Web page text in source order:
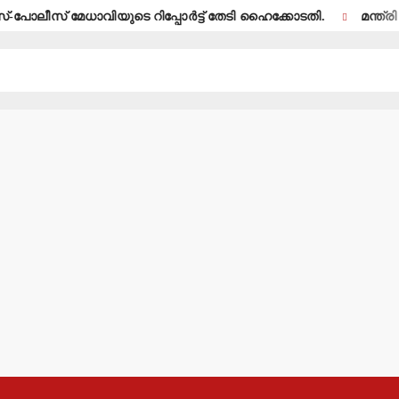
മേധാവിയുടെ റിപ്പോര്‍ട്ട് തേടി ഹൈക്കോടതി. മന്ത്രി